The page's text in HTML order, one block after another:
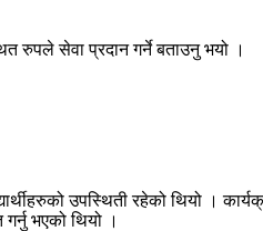
रुपले सेवा प्रदान गर्ने बताउनु भयो ।
उपस्थिती रहेको थियो ।
भएको थियो ।